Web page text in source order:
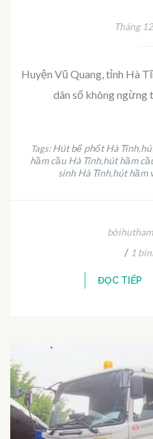
Tháng
Huyện Vũ Quang, tỉnh Hà
dân số không ngừng
Tags:Hút bể phốt Hà Tĩnh,
hầm cầu Hà Tĩnh,hút hầm
sinh Hà Tĩnh,hút hầm
/ 1
ĐỌC TIẾP